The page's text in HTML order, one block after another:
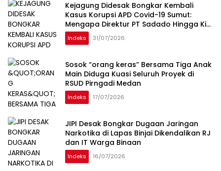
Kejagung Didesak Bongkar Kembali
Kasus Korupsi APD Covid-19 Sumut:
Mengapa Direktur PT Sadado Hingga Kini
Tak Tersentuh?
Indeks 31/07/2026
Sosok “orang keras” Bersama Tiga Anak
Main Diduga Kuasi Seluruh Proyek di
RSUD Pirngadi Medan
Indeks 17/07/2026
JIPI Desak Bongkar Dugaan Jaringan
Narkotika di Lapas Binjai Dikendalikan RJ
dan IT Warga Binaan
Indeks 16/07/2026